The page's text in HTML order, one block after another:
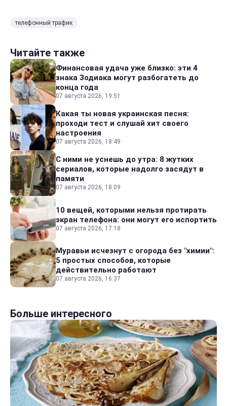
телефонный трафик
Читайте также
Финансовая удача уже близко: эти 4
знака Зодиака могут разбогатеть до
конца года
07 августа 2026, 19:51
Какая ты новая украинская песня:
проходи тест и слушай хит своего
настроения
07 августа 2026, 18:49
С ними не уснешь до утра: 8 жутких
сериалов, которые надолго засядут в
памяти
07 августа 2026, 18:09
10 вещей, которыми нельзя протирать
экран телефона: они могут его испортить
07 августа 2026, 17:18
Муравьи исчезнут с огорода без "химии":
5 простых способов, которые
действительно работают
07 августа 2026, 16:37
Больше интересного